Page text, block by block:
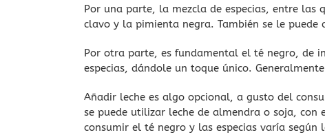
Por una parte, la mezcla de especias, entre
clavo y la pimienta negra. También se le puede
Por otra parte, es fundamental el té negro, de
especias, dándole un toque único.
Añadir leche es algo opcional, a gusto del
se puede utilizar leche de almendra o soja,
consumir el té negro y las especias varía según